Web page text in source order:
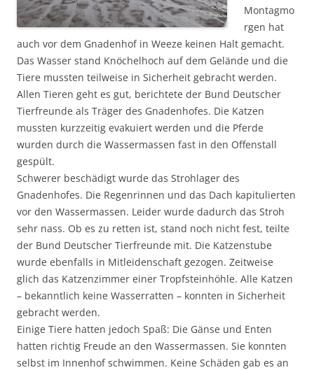
Montagmo
rgen hat
auch vor dem Gnadenhof in Weeze keinen Halt gemacht.
Das Wasser stand Knöchelhoch auf dem Gelände und die
Tiere mussten teilweise in Sicherheit gebracht werden.
Allen Tieren geht es gut, berichtete der Bund Deutscher
Tierfreunde als Träger des Gnadenhofes. Die Katzen
mussten kurzzeitig evakuiert werden und die Pferde
wurden durch die Wassermassen fast in den Offenstall
gespült.
Schwerer beschädigt wurde das Strohlager des
Gnadenhofes. Die Regenrinnen und das Dach kapitulierten
vor den Wassermassen. Leider wurde dadurch das Stroh
sehr nass. Ob es zu retten ist, stand noch nicht fest, teilte
der Bund Deutscher Tierfreunde mit. Die Katzenstube
wurde ebenfalls in Mitleidenschaft gezogen. Zeitweise
glich das Katzenzimmer einer Tropfsteinhöhle. Alle Katzen
– bekanntlich keine Wasserratten – konnten in Sicherheit
gebracht werden.
Einige Tiere hatten jedoch Spaß: Die Gänse und Enten
hatten richtig Freude an den Wassermassen. Sie konnten
selbst im Innenhof schwimmen. Keine Schäden gab es an